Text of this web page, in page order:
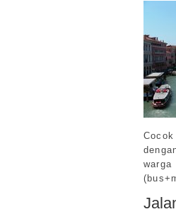
warga